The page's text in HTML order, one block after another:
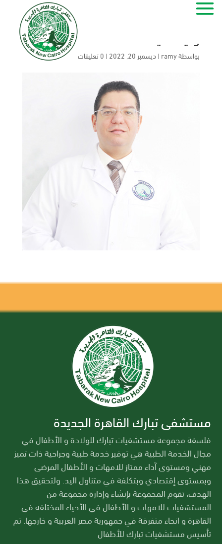
وليد سيد
بواسطةramy
| ديسمبر 20, 2022 | 0 تعليقات
مستشفى تبارك القاهرة الجديدة
فلسفة مجموعة مستشفيات تبارك للولادة و الأطفال في
مجال الخدمة الطبية هي توفير خدمة طبية وجراحية ذات تميز
مهني ومستوى آداء ممتاز للامهات و الأطفال المرضى
وبمستوى إقتصادي وبتكلفة في متناول اليد. ولتحقيق هذا
الهدف، تقوم المجموعة بإنشاء وإدارة مجموعة من
المستشفيات للامهات و الأطفال في الأحياء المختلفة في
القاهرة و انحاء متفرقة في جمهورية مصر العربية و خارجها. تم
تأسيس مستشفيات تبارك للأطفال